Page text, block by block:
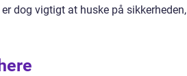
dog vigtigt at huske på sikkerheden,